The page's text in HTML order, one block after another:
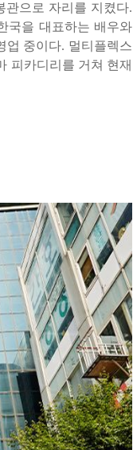
관으로 자리를 지켰다.
국을 대표하는 배우와
업 중이다. 멀티플렉스
피카디리를 거쳐 현재